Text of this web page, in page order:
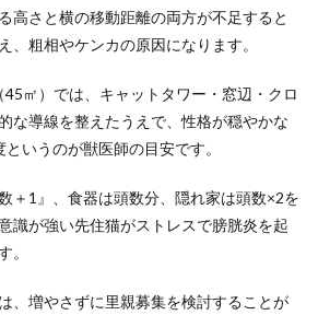
高さと横の移動距離の両方が不足すると
、粗相やケンカの原因になります。
㎡）では、キャットタワー・窓辺・クロ
な導線を整えたうえで、性格が穏やかな
いうのが獣医師の目安です。
＋1』、食器は頭数分、隠れ家は頭数×2を
識が強い先住猫がストレスで膀胱炎を起
。
、増やさずに里親募集を検討することが